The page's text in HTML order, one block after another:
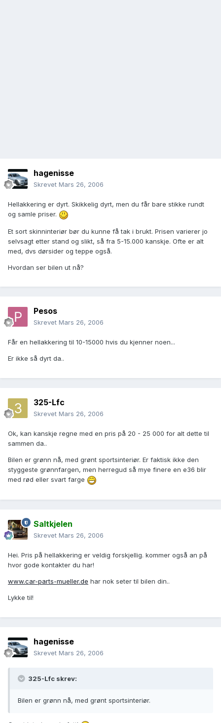
hagenisse
Skrevet Mars 26, 2006
Hellakkering er dyrt. Skikkelig dyrt, men du får bare stikke rundt
og samle priser.
Et sort skinninteriør bør du kunne få tak i brukt. Prisen varierer jo
selvsagt etter stand og slikt, så fra 5-15.000 kanskje. Ofte er alt
med, dvs dørsider og teppe også.
Hvordan ser bilen ut nå?
Pesos
Skrevet Mars 26, 2006
Får en hellakkering til 10-15000 hvis du kjenner noen...
Er ikke så dyrt da..
325-Lfc
Skrevet Mars 26, 2006
Ok, kan kanskje regne med en pris på 20 - 25 000 for alt dette til
sammen da..
Bilen er grønn nå, med grønt sportsinteriør. Er faktisk ikke den
styggeste grønnfargen, men herregud så mye finere en e36 blir
med rød eller svart farge
Saltkjelen
Skrevet Mars 26, 2006
Hei. Pris på hellakkering er veldig forskjellig. kommer også an på
hvor gode kontakter du har!
www.car-parts-mueller.de har nok seter til bilen din..
Lykke til!
hagenisse
Skrevet Mars 26, 2006
325-Lfc skrev:
Bilen er grønn nå, med grønt sportsinteriør.